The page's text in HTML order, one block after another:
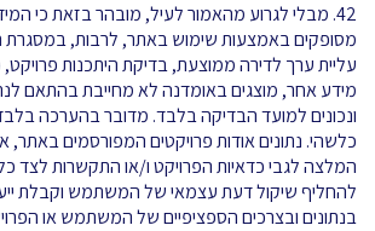
42. מבלי לגרוע מהאמור לעיל, מובהר בזאת כי
מסופקים באמצעות שימוש באתר, לרבות, במסגרת
עליית ערך לדירה ממוצעת, בדיקת היתכנות פרויקט,
מידע אחר, מוצגים באומדנה לא מחייבת בהתאם
ונכונים למועד הבדיקה בלבד. מדובר בהערכה
כלשהי. נתונים אודות פרויקטים המפורסמים באתר,
המלצה לגבי כדאיות הפרויקט ו/או התקשרות לצד
להחליף שיקול דעת עצמאי של המשתמש וקבלת
בנתונים ובצרכים הספציפיים של המשתמש או